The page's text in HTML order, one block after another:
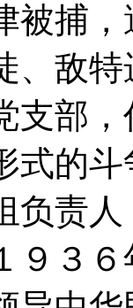
被捕
、敌
支部
式的
负责
９３